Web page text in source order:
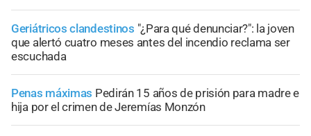
Geriátricos clandestinos "¿Para qué denunciar?": la joven
que alertó cuatro meses antes del incendio reclama ser
escuchada
Penas máximas Pedirán 15 años de prisión para madre e
hija por el crimen de Jeremías Monzón